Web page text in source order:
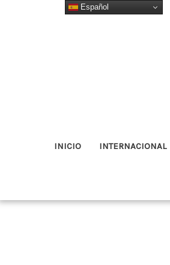
INICIO INTERNACIONAL
Español